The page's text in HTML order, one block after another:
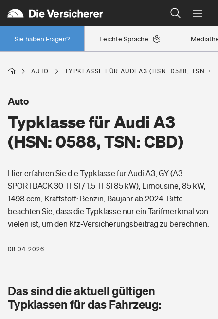
Leichte Sprache
Sie haben Fragen?
Wer versichert was: Jetzt Versicherer finden
Regionalklassen: So ist Ihre Region eingestuft
Wer versichert was: Jetzt Versicherer finden
Berufsunfähigkeitsversicherung
Erwerbsunfähigkeitsversicherung
Grundfähigkeitsversicherung
Arbeitsrechtsschutz
Berufshaftpflichtversicherung
Zur Übersicht
Tools
Wohnen
Glasversicherung
Freizeit
Pri­vate Haft­pflicht­
Kinderunfall­ver­si­che­rung
Gesundheit
Private Krankenversicherung
Dread-Disease-Versicherung
AUTO TYPKLASSE FÜR AUDI A3 (HSN: 0588, TSN:
Typklasse für Audi A3
(HSN: 0588, TSN: CBD)
Auto
Hier erfahren Sie die Typklasse für Audi A3, GY (A3
SPORTBACK 30 TFSI / 1.5 TFSI 85 kW), Limousine, 85 kW,
1498 ccm, Kraftstoff: Benzin, Baujahr ab 2024. Bitte
beachten Sie, dass die Typklasse nur ein Tarifmerkmal von
vielen ist, um den Kfz-Versicherungsbeitrag zu berechnen.
08.04.2026
Das sind die aktuell gültigen
Typklassen für das Fahrzeug: